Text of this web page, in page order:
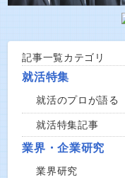
記事一覧カテゴリ
就活特集
就活のプロが語る
就活特集記事
業界・企業研究
業界研究